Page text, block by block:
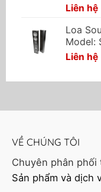
Liên hệ
Loa
Model:
Liên hệ
VỀ CHÚNG TÔI
Chuyên phân
Sản phẩm và dịch